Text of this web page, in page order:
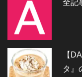
全記
【
タ』